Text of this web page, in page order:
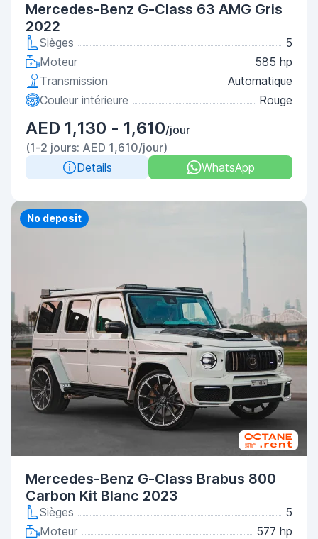
Mercedes-Benz G-Class 63 AMG Gris
2022
Sièges
5
Moteur
585 hp
Transmission
Automatique
Couleur intérieure
Rouge
AED 1,130 - 1,610/jour
(1-2 jours: AED 1,610/jour)
Details
WhatsApp
Priority
No deposit
Mercedes-Benz G-Class Brabus 800
Carbon Kit Blanc 2023
Sièges
5
Moteur
577 hp